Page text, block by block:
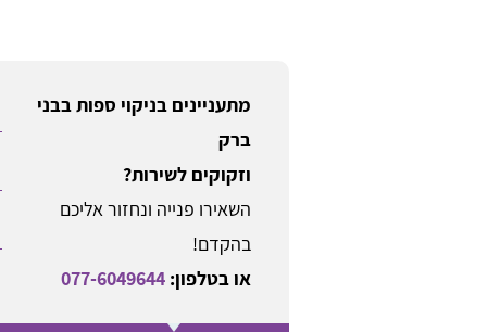
מתעניינים בניקוי ספות בבני
ברק
וזקוקים לשירות?
השאירו פנייה ונחזור אליכם
בהקדם!
או בטלפון:077-6049644